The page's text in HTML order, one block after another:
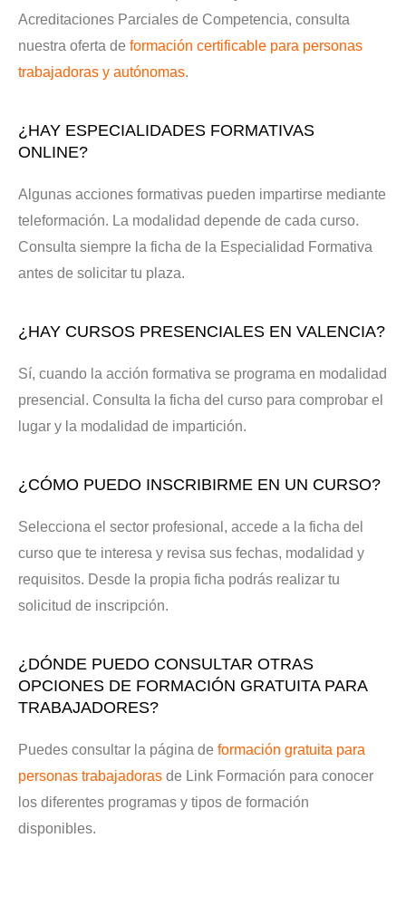
Acreditaciones Parciales de Competencia, consulta
nuestra oferta de formación certificable para personas
trabajadoras y autónomas.
¿HAY ESPECIALIDADES FORMATIVAS
ONLINE?
Algunas acciones formativas pueden impartirse mediante
teleformación. La modalidad depende de cada curso.
Consulta siempre la ficha de la Especialidad Formativa
antes de solicitar tu plaza.
¿HAY CURSOS PRESENCIALES EN VALENCIA?
Sí, cuando la acción formativa se programa en modalidad
presencial. Consulta la ficha del curso para comprobar el
lugar y la modalidad de impartición.
¿CÓMO PUEDO INSCRIBIRME EN UN CURSO?
Selecciona el sector profesional, accede a la ficha del
curso que te interesa y revisa sus fechas, modalidad y
requisitos. Desde la propia ficha podrás realizar tu
solicitud de inscripción.
¿DÓNDE PUEDO CONSULTAR OTRAS
OPCIONES DE FORMACIÓN GRATUITA PARA
TRABAJADORES?
Puedes consultar la página de formación gratuita para
personas trabajadoras de Link Formación para conocer
los diferentes programas y tipos de formación
disponibles.